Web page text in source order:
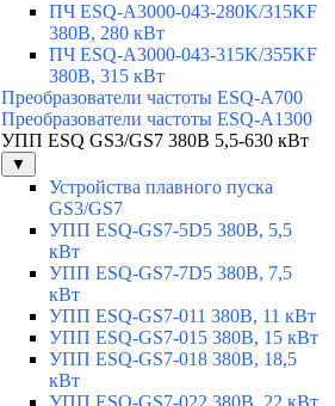
ПЧ ESQ-A3000-043-280K/315KF
380В, 280 кВт
ПЧ ESQ-A3000-043-315K/355KF
380В, 315 кВт
Преобразователи частоты ESQ-A700
Преобразователи частоты ESQ-A1300
УПП ESQ GS3/GS7 380В 5,5-630 кВт
▼
Устройства плавного пуска
GS3/GS7
УПП ESQ-GS7-5D5 380В, 5,5
кВт
УПП ESQ-GS7-7D5 380В, 7,5
кВт
УПП ESQ-GS7-011 380В, 11 кВт
УПП ESQ-GS7-015 380В, 15 кВт
УПП ESQ-GS7-018 380В, 18,5
кВт